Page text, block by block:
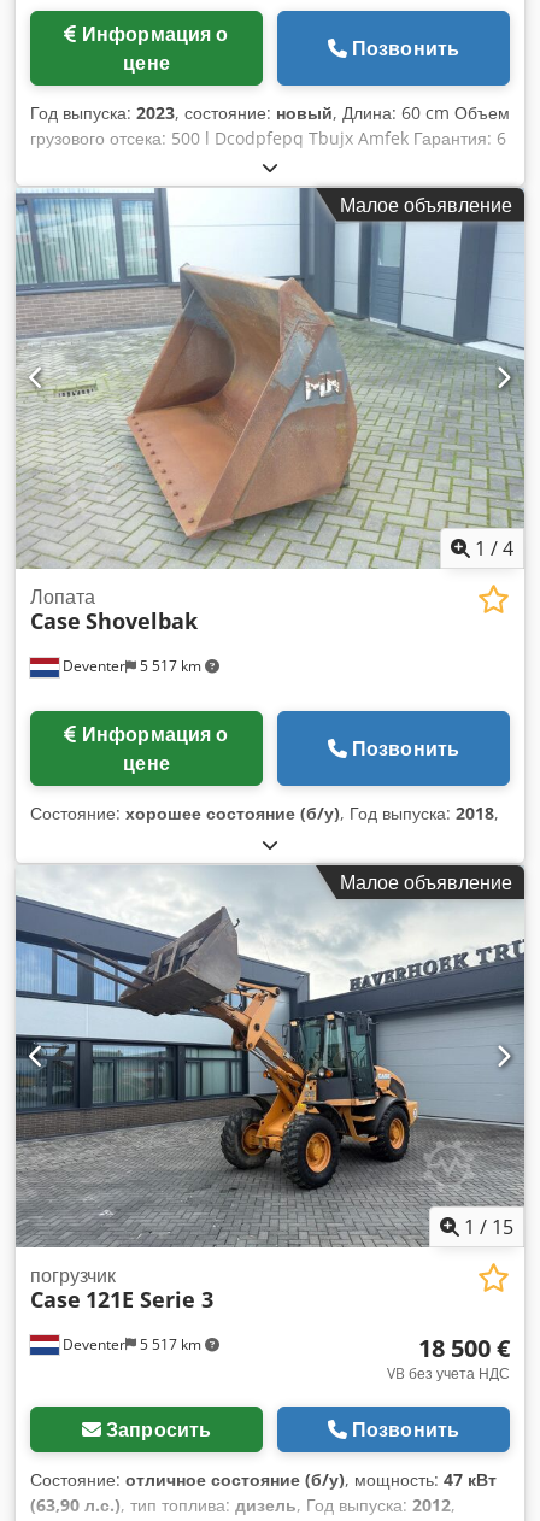
цене
Позвонить
Год выпуска: 2023, состояние: новый, Длина: 60 cm Объем
грузового отсека: 500 l Dcodpfepq Tbujx Amfek Гарантия: 6
Малое объявление
1 /4
Deventer 5 517 km
Лопата
Case Shovelbak
цене
Позвонить
Состояние: хорошее состояние (б/у), Год выпуска: 2018,
Малое объявление
1 / 15
Deventer 5 517 km
погрузчик
Case 121E Serie 3
18 500 €
VB без учета НДС
Запросить Позвонить
Состояние: отличное состояние (б/у), мощность: 47 кВт
(63,90 л.с.), тип топлива: дизель, Год выпуска: 2012,